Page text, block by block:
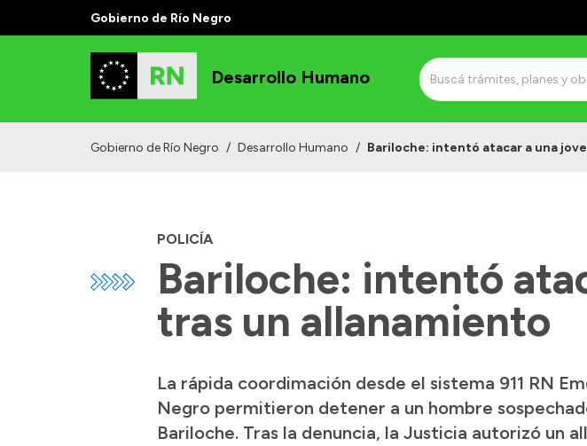
Gobierno de Río Negro
Desarrollo Humano
Gobierno de Río Negro / Desarrollo Humano / Bariloche: intentó atacar a una
POLICÍA
Bariloche: intentó
tras un allanamiento
La rápida coordimación desde el sistema 911 RN
Negro permitieron detener a un hombre
Bariloche. Tras la denuncia, la Justicia autorizó un